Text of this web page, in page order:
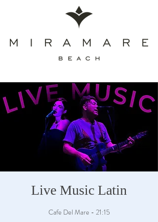
Live Music Latin
Cafe Del Mare - 21:15